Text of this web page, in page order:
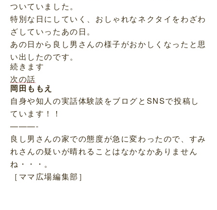
ついていました。
特別な日にしていく、おしゃれなネクタイをわざわ
ざしていったあの日。
あの日から良し男さんの様子がおかしくなったと思
い出したのです。
続きます
次の話
岡田ももえ
自身や知人の実話体験談をブログとSNSで投稿し
ています！！
———-
良し男さんの家での態度が急に変わったので、すみ
れさんの疑いが晴れることはなかなかありません
ね・・・。
［ママ広場編集部］